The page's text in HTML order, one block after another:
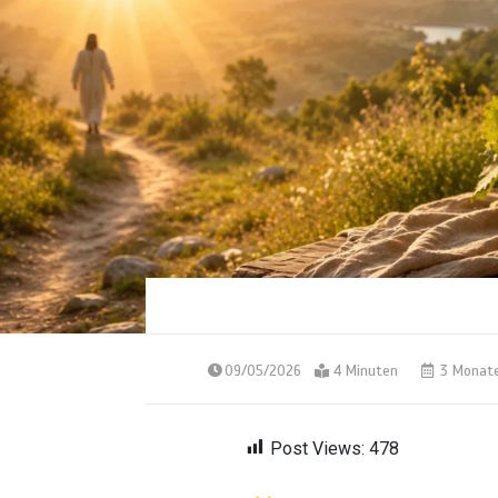
09/05/2026 4 Minuten 3
Post Views: 478